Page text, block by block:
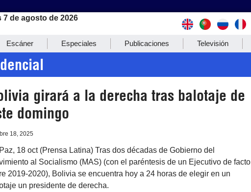
7 de agosto de 2026
Escáner Especiales Publicaciones Televisión
girará a la derecha tras balotaje de
domingo
18, 2025
18 oct (Prensa Latina) Tras dos décadas de Gobierno del
al Socialismo (MAS) (con el paréntesis de un Ejecutivo de facto
2019-2020), Bolivia se encuentra hoy a 24 horas de elegir en un
un presidente de derecha.